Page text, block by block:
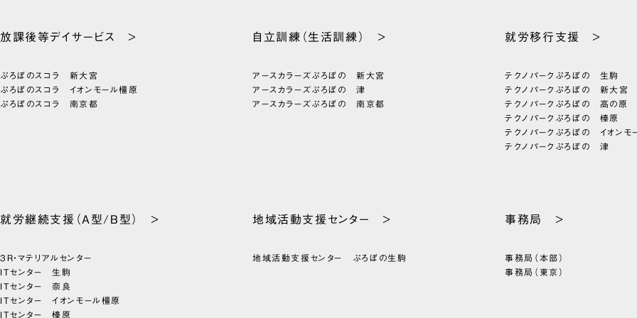
放課後等デイサービス >
ぷろぼのスコラ 新大宮
ぷろぼのスコラ イオンモール橿原
ぷろぼのスコラ 南京都
自立訓練 （生活訓練） >
アースカラーズぷろぼの 新大宮
アースカラーズぷろぼの 津
アースカラーズぷろぼの 南京都
就労移行支援 >
テクノパーク ぷろぼの 生駒
テクノパーク ぷろぼの 新大宮
テクノパーク ぷろぼの 高の原
テクノパーク ぷろぼの 榛原
テクノパーク ぷろぼの イオンモ
テクノパーク ぷろぼの 津
就労継続支援 （A型/B型） >
3R・マテリアルセンター
ITセンター 生駒
ITセンター 奈良
ITセンター イオンモール橿原
ITセンター 榛原
地域活動支援 センター >
地域活動支援センター ぷろぼの生駒
事務局 >
事務局（本部）
事務局（東京）